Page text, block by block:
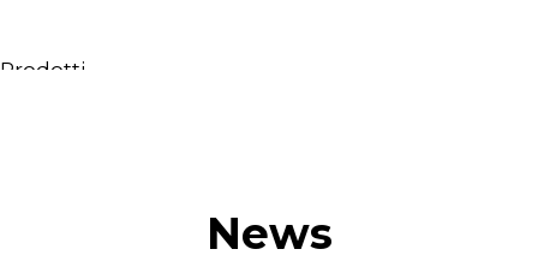
Prodotti
News